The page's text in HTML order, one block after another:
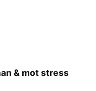
& mot stress